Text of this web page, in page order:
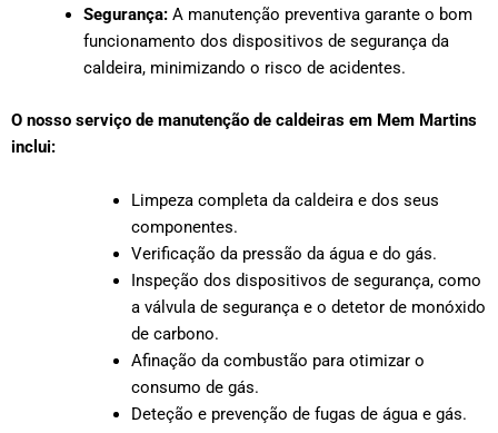
Segurança: A manutenção preventiva garante o bom
funcionamento dos dispositivos de segurança da
caldeira, minimizando o risco de acidentes.
O nosso serviço de manutenção de caldeiras em Mem Martins
inclui:
Limpeza completa da caldeira e dos seus
componentes.
Verificação da pressão da água e do gás.
Inspeção dos dispositivos de segurança, como
a válvula de segurança e o detetor de monóxido
de carbono.
Afinação da combustão para otimizar o
consumo de gás.
Deteção e prevenção de fugas de água e gás.